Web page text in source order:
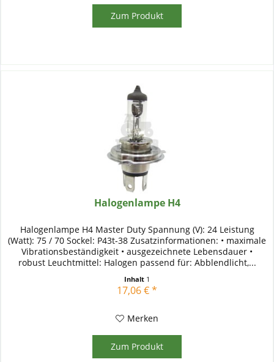
Zum Produkt
Halogenlampe H4
Halogenlampe H4 Master Duty Spannung (V): 24 Leistung
(Watt): 75 / 70 Sockel: P43t-38 Zusatzinformationen: • maximale
Vibrationsbeständigkeit • ausgezeichnete Lebensdauer •
robust Leuchtmittel: Halogen passend für: Abblendlicht,...
Inhalt 1
17,06 € *
Merken
Zum Produkt